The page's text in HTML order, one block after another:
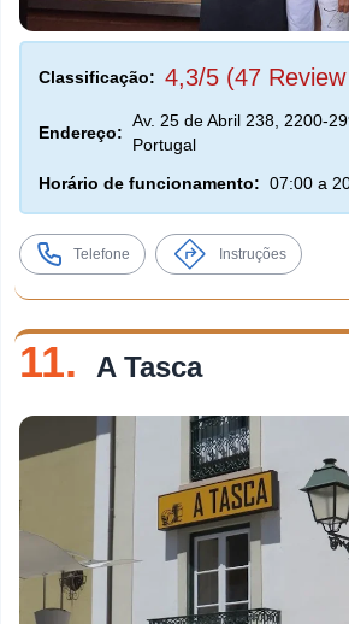
Classificação: 4,3/5 (47
Endereço:
Av. 25 de Abril 238, 2200-
Portugal
Horário de funcionamento: 07:00 a
Telefone Instruções
11. A Tasca